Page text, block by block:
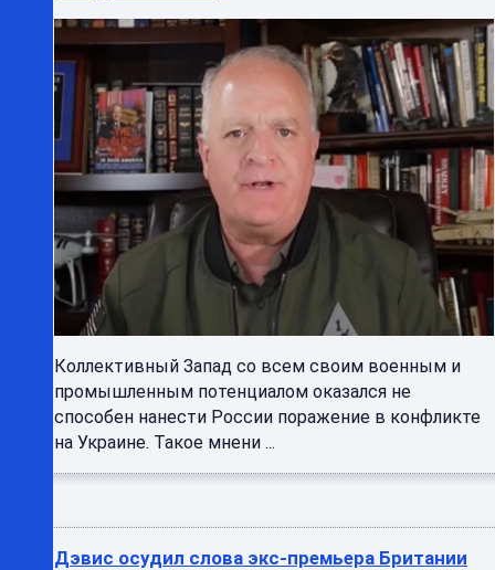
Коллективный Запад со всем своим военным и
промышленным потенциалом оказался не
способен нанести России поражение в конфликте
на Украине. Такое мнени ...
Дэвис осудил слова экс-премьера Британии